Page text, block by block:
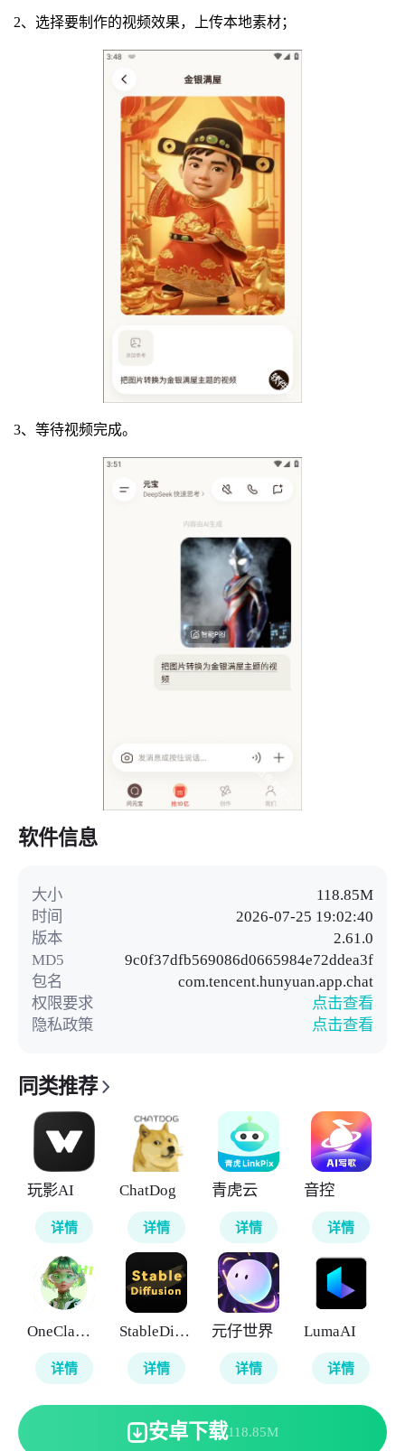
2、选择要制作的视频效果，上传本地素材；
3、等待视频完成。
软件信息
大小
118.85M
时间
2026-07-25 19:02:40
版本
2.61.0
MD5
9c0f37dfb569086d0665984e72ddea3f
包名
com.tencent.hunyuan.app.chat
权限要求
点击查看
隐私政策
点击查看
同类推荐
玩影AI
详情
ChatDog
详情
青虎云
详情
音控
详情
OneClaw智能助手
详情
StableDiffusion
详情
元仔世界
详情
LumaAI
详情
安卓下载118.85M